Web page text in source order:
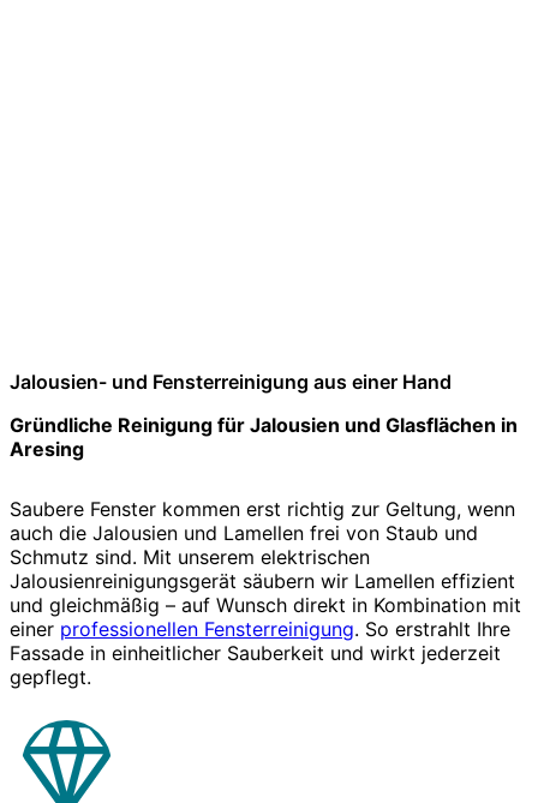
Jalousien- und Fensterreinigung aus einer Hand
Gründliche Reinigung für Jalousien und Glasflächen in
Aresing
Saubere Fenster kommen erst richtig zur Geltung, wenn
auch die Jalousien und Lamellen frei von Staub und
Schmutz sind. Mit unserem elektrischen
Jalousienreinigungsgerät säubern wir Lamellen effizient
und gleichmäßig – auf Wunsch direkt in Kombination mit
einer professionellen Fensterreinigung. So erstrahlt Ihre
Fassade in einheitlicher Sauberkeit und wirkt jederzeit
gepflegt.